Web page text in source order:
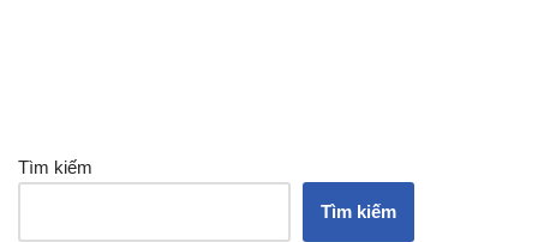
Tìm kiếm
Tìm kiếm